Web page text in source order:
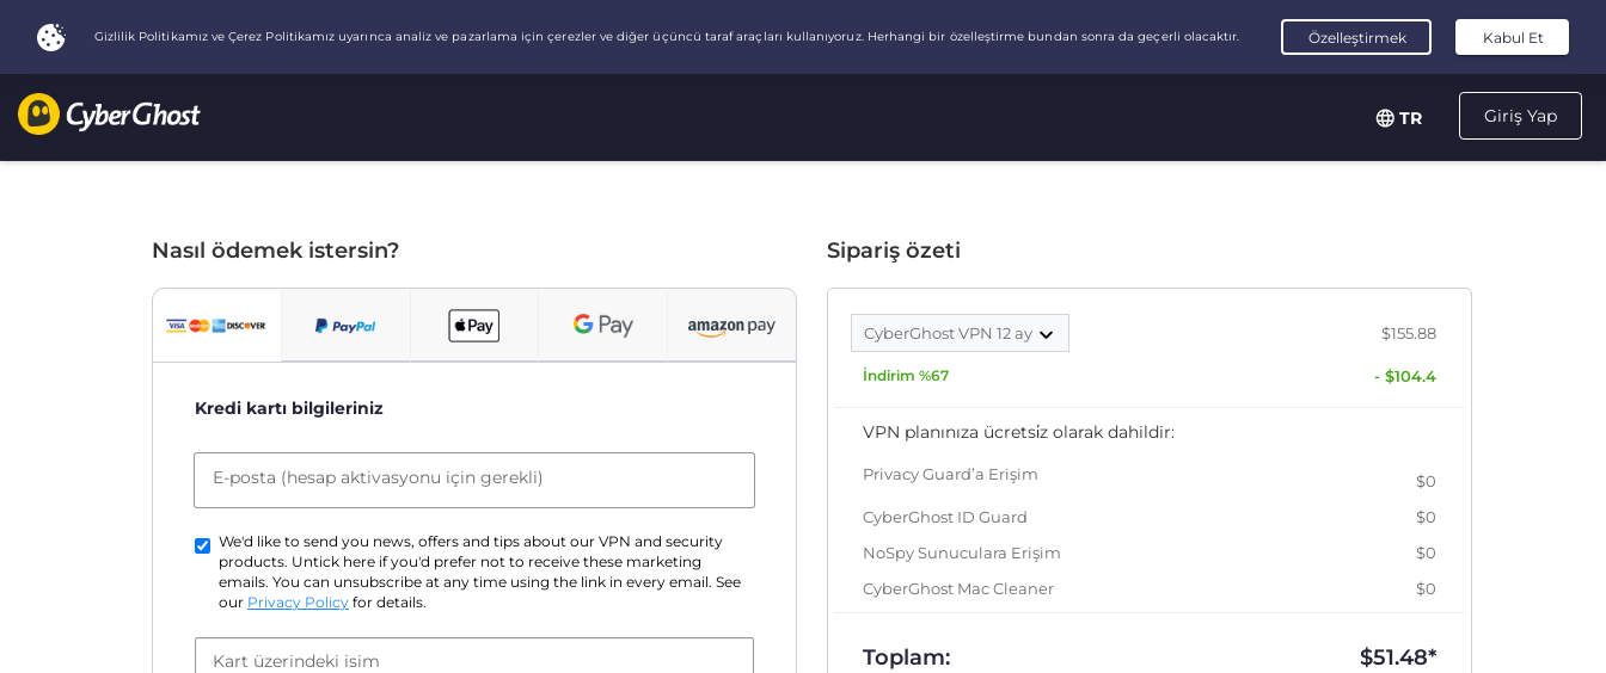
Giriş Yap
TR
Nasıl ödemek istersin?
Kredi kartı bilgileriniz
E-posta (hesap aktivasyonu için gerekli)
We'd like to send you news, offers and tips about our VPN and security
products. Untick here if you'd prefer not to receive these marketing
emails. You can unsubscribe at any time using the link in every email. See
our Privacy Policy for details.
Kart üzerindeki isim
Sipariş özeti
CyberGhost VPN 12 ay $155.88
İndirim %67 - $104.4
VPN planınıza ücretsi̇z olarak dahildir:
Privacy Guard’a Erişim
$0
CyberGhost ID Guard
$0
NoSpy Sunuculara Erişim
$0
CyberGhost Mac Cleaner
$0
Toplam: $51.48*